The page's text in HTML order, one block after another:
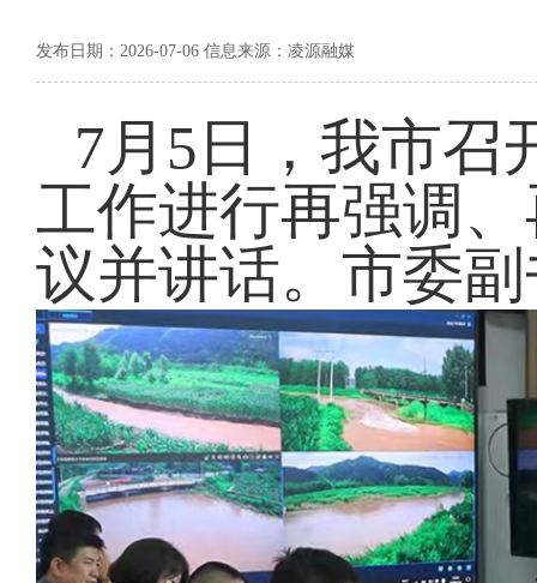
发布日期：2026-07-06 信息来源：凌源融媒
7月5日，我市召
工作进行再强调
议并讲话。市委